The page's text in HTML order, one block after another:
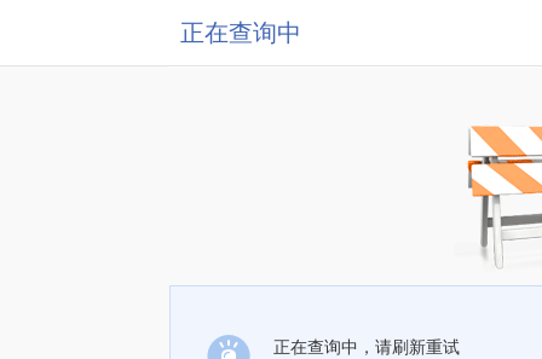
正在查询中
正在查询中，请刷新重试